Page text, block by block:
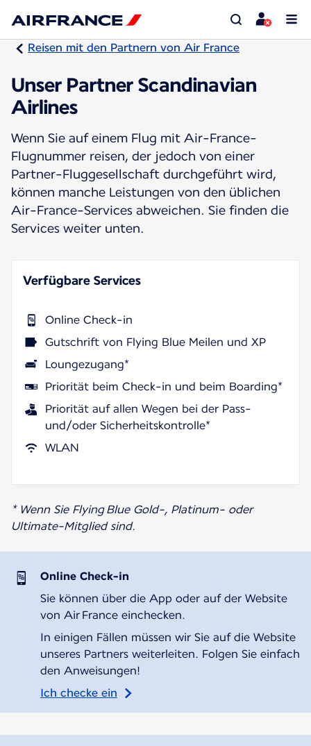
Reisen mit den Partnern von Air France
Unser Partner Scandinavian
Airlines
Wenn Sie auf einem Flug mit Air-France-
Flugnummer reisen, der jedoch von einer
Partner-Fluggesellschaft durchgeführt wird,
können manche Leistungen von den üblichen
Air-France-Services abweichen. Sie finden die
Services weiter unten.
Verfügbare Services
Online Check-in
Gutschrift von Flying Blue Meilen und XP
Loungezugang*
Priorität beim Check-in und beim Boarding*
Priorität auf allen Wegen bei der Pass-
und/oder Sicherheitskontrolle*
WLAN
* Wenn Sie Flying Blue Gold-, Platinum- oder
Ultimate-Mitglied sind.
Online Check-in
Sie können über die App oder auf der Website
von Air France einchecken.
In einigen Fällen müssen wir Sie auf die Website
unseres Partners weiterleiten. Folgen Sie einfach
den Anweisungen!
Ich checke ein